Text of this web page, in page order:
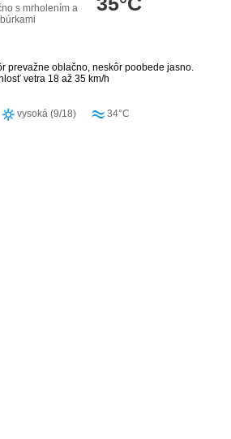
s mrholením a
búrkami
prevažne oblačno, neskôr poobede jasno.
vetra 18 až 35 km/h
vysoká (9/18) 34°C